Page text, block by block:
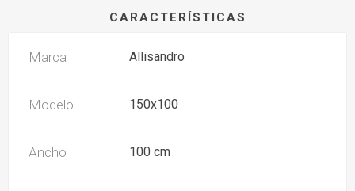
CARACTERÍSTICAS
Marca Allisandro
Modelo 150x100
Ancho 100 cm